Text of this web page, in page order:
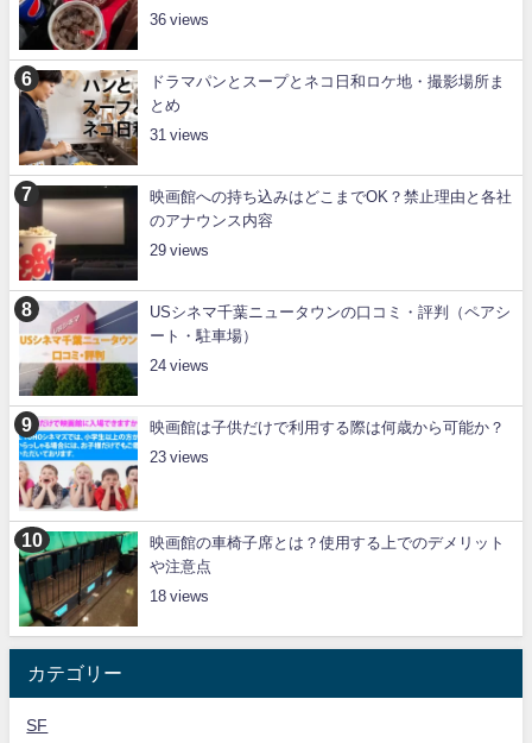
36
ドラマパンとスープとネコ日和ロケ地・撮影場所ま
とめ
31
映画館への持ち込みはどこまでOK？禁止理由と各社
のアナウンス内容
29
USシネマ千葉ニュータウンの口コミ・評判（ペアシ
ート・駐車場）
24
映画館は子供だけで利用する際は何歳から可能か？
23
映画館の車椅子席とは？使用する上でのデメリット
や注意点
18
カテゴリー
SF